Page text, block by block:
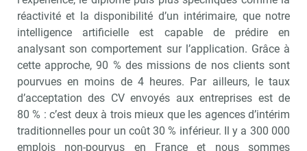
réactivité et la disponibilité d’un intérimaire, que notre
intelligence artificielle est capable de prédire en
analysant son comportement sur l’application. Grâce à
cette approche, 90 % des missions de nos clients sont
pourvues en moins de 4 heures. Par ailleurs, le taux
d’acceptation des CV envoyés aux entreprises est de
80 % : c’est deux à trois mieux que les agences d’intérim
traditionnelles pour un coût 30 % inférieur. Il y a 300 000
emplois non-pourvus en France et nous sommes